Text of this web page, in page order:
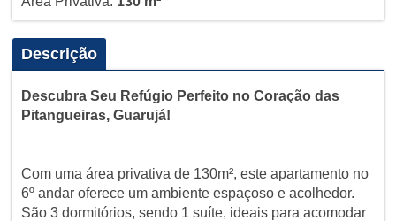
Descrição
Descubra Seu Refúgio Perfeito no Coração das
Pitangueiras, Guarujá!
Com uma área privativa de 130m², este apartamento no
6º andar oferece um ambiente espaçoso e acolhedor.
São 3 dormitórios, sendo 1 suíte, ideais para acomodar